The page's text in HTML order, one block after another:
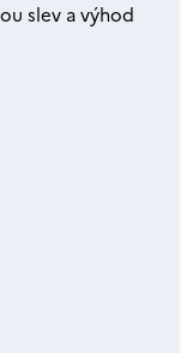
slev a výhod